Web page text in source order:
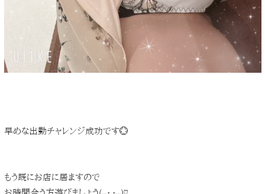
早めな出勤チャレンジ成功です💮
もう既にお店に居ますので